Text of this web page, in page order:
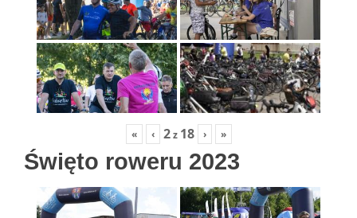
« ‹ 2z 18 › »
Święto roweru 2023